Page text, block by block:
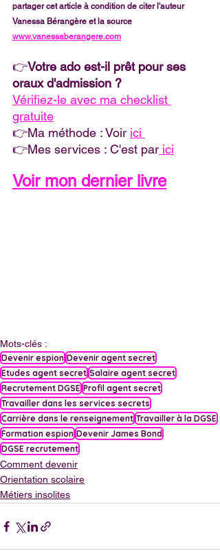
partager cet article à condition de citer l'auteur
Vanessa Bérangère et la source
www.vanessaberangere.com
👉Votre ado est-il prêt pour ses
oraux d'admission ?
Vérifiez-le avec ma checklist
gratuite
👉Ma méthode : Voir ici
👉Mes services : C'est par ici
Voir mon dernier livre
Mots-clés :
Devenir espion Devenir agent secret
Etudes agent secret Salaire agent secret
Recrutement DGSE Profil agent secret
Travailler dans les services secrets
Carrière dans le renseignement Travailler à la DGSE
Formation espion Devenir James Bond
DGSE recrutement
Comment devenir
Orientation scolaire
Métiers insolites